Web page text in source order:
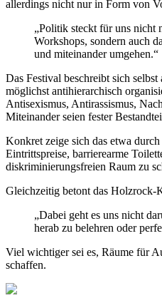
allerdings nicht nur in Form von
„Politik steckt für uns nicht
Workshops, sondern auch
und miteinander umgehen.“
Das Festival beschreibt sich selbst
möglichst antihierarchisch
Antisexismus, Antirassismus,
Miteinander seien fester
Konkret zeige sich das etwa
Eintrittspreise, barrierearme
diskriminierungsfreien Raum zu
Gleichzeitig betont das Holzrock-
„Dabei geht es uns nicht
herab zu belehren oder
Viel wichtiger sei es, Räume für
schaffen.